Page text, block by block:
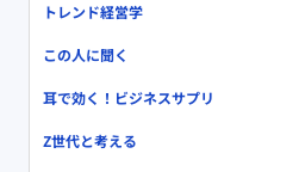
トレンド経営学
この人に聞く
耳で効く！ビジネスサプリ
Z世代と考える